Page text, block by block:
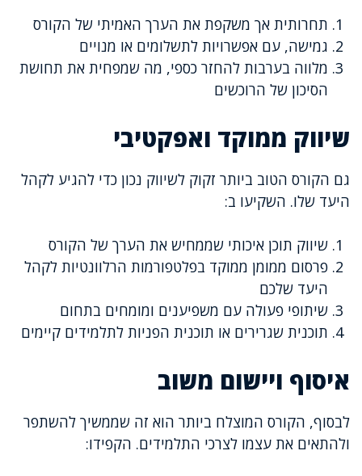
תחרותית אך משקפת את הערך האמיתי של הקורס
גמישה, עם אפשרויות לתשלומים או מנויים
מלווה בערבות להחזר כספי, מה שמפחית את תחושת
הסיכון של הרוכשים
שיווק ממוקד ואפקטיבי
גם הקורס הטוב ביותר זקוק לשיווק נכון כדי להגיע לקהל
היעד שלו. השקיעו ב:
שיווק תוכן איכותי שממחיש את הערך של הקורס
פרסום ממומן ממוקד בפלטפורמות הרלוונטיות לקהל
היעד שלכם
שיתופי פעולה עם משפיענים ומומחים בתחום
תוכנית שגרירים או תוכנית הפניות לתלמידים קיימים
איסוף ויישום משוב
לבסוף, הקורס המוצלח ביותר הוא זה שממשיך להשתפר
ולהתאים את עצמו לצרכי התלמידים. הקפידו: